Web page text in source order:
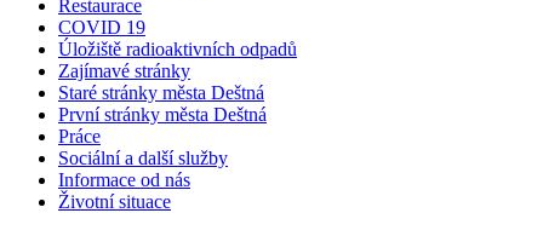
Restaurace
COVID 19
Úložiště radioaktivních odpadů
Zajímavé stránky
Staré stránky města Deštná
První stránky města Deštná
Práce
Sociální a další služby
Informace od nás
Životní situace